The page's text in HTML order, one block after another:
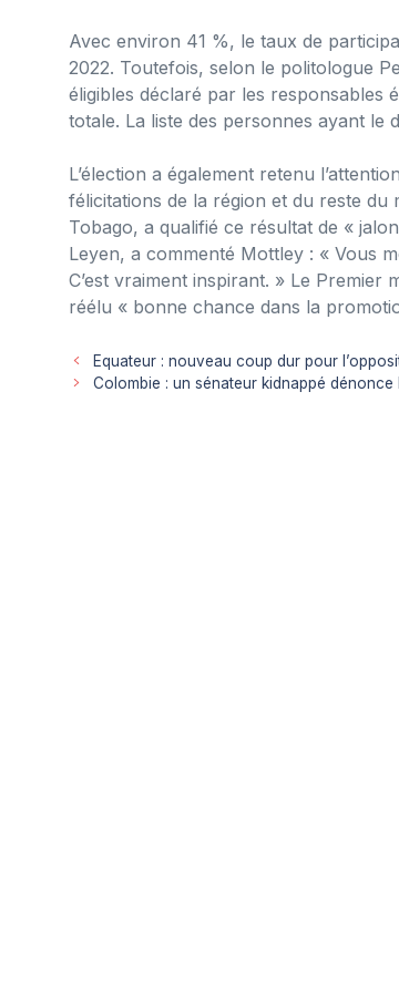
Avec environ 41 %, le taux de
2022. Toutefois, selon le politologue
éligibles déclaré par les responsables
totale. La liste des personnes ayant le
L’élection a également retenu
félicitations de la région et du reste du
Tobago, a qualifié ce résultat de «
Leyen, a commenté Mottley : « Vous
C’est vraiment inspirant. » Le
réélu « bonne chance dans la
Equateur : nouveau coup dur pour
Colombie : un sénateur kidnappé dénonce